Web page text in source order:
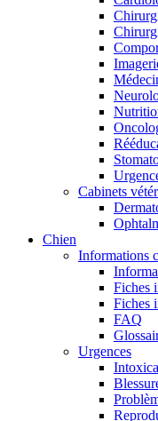
Cabinets
Chien
Informations
Fiches
Fiches
FAQ
Urgences